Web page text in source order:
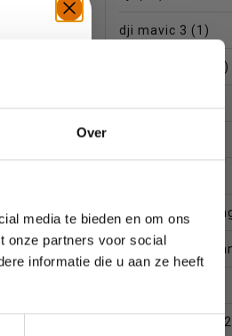
Over
media te bieden en om ons
onze partners voor social
informatie die u aan ze heeft
dji mavic 3 (1)
(3)
drone
drone voor